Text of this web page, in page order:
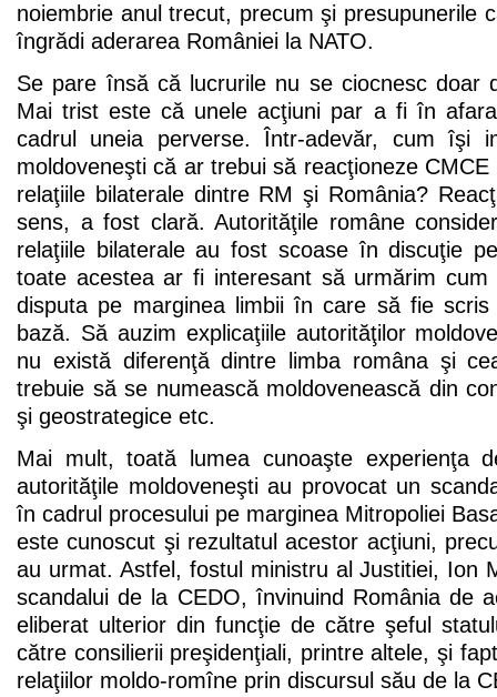
noiembrie anul trecut, precum şi presupunerile
îngrădi aderarea României la NATO.
Se pare însă că lucrurile nu se ciocnesc doar
Mai trist este că unele acţiuni par a fi în
cadrul uneia perverse. Într-adevăr, cum îşi
moldoveneşti că ar trebui să reacţioneze
relaţiile bilaterale dintre RM şi România?
sens, a fost clară. Autorităţile române
relaţiile bilaterale au fost scoase în discuţie
toate acestea ar fi interesant să urmărim
disputa pe marginea limbii în care să fie
bază. Să auzim explicaţiile autorităţilor
nu există diferenţă dintre limba româna şi
trebuie să se numească moldovenească din
şi geostrategice etc.
Mai mult, toată lumea cunoaşte experienţa
autorităţile moldoveneşti au provocat un
în cadrul procesului pe marginea Mitropoliei
este cunoscut şi rezultatul acestor acţiuni,
au urmat. Astfel, fostul ministru al Justitiei, Ion
scandalui de la CEDO, învinuind România de
eliberat ulterior din funcţie de către şeful
către consilierii preşidenţiali, printre altele, şi
relaţiilor moldo-romîne prin discursul său de la